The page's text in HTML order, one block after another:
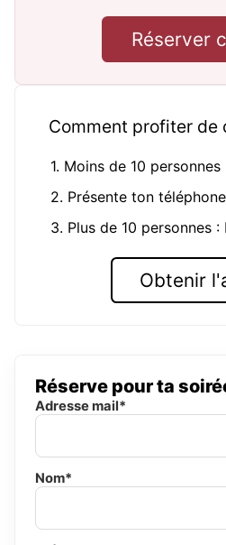
Réserver
Comment profiter de
1. Moins de 10
2. Présente ton
3. Plus de 10 personnes :
Obtenir
Réserve pour ta
Adresse mail*
Nom*